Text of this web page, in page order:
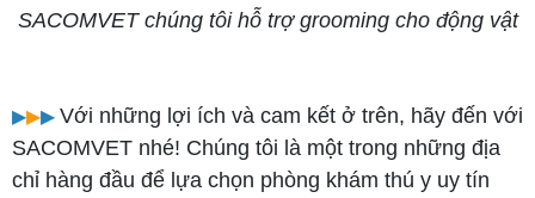
SACOMVET chúng tôi hỗ trợ grooming cho động vật
▶︎▶︎▶︎ Với những lợi ích và cam kết ở trên, hãy đến với
SACOMVET nhé! Chúng tôi là một trong những địa
chỉ hàng đầu để lựa chọn phòng khám thú y uy tín